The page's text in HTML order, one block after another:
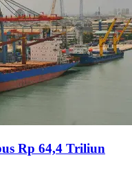
Rp 64,4 Triliun